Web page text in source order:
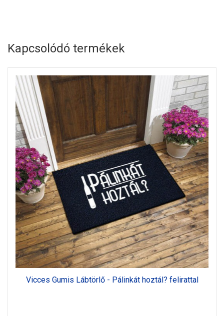
Kapcsolódó termékek
Vicces Gumis Lábtörlő - Pálinkát hoztál? felirattal